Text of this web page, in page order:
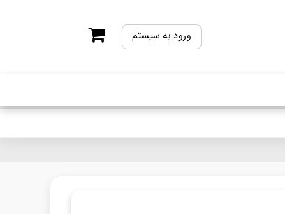
ورود به سیستم